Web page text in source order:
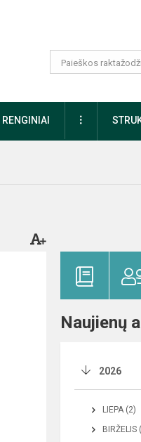
RENGINIAI DAUGIAU
Naujienų
2026
LIEPA (2)
BIRŽELIS